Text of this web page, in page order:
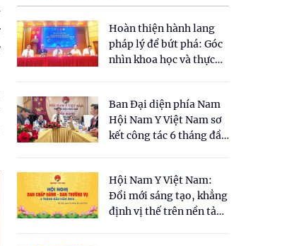
Hoàn thiện hành lang
pháp lý để bứt phá: Góc
nhìn khoa học và thực
cho Luật Y dược cổ
truyền Việt Nam"
Ban Đại diện phía Nam
Hội Nam Y Việt Nam sơ
kết công tác 6 tháng đầu
Hội Nam Y Việt Nam:
Đổi mới sáng tạo, khẳng
định vị thế trên nền tảng